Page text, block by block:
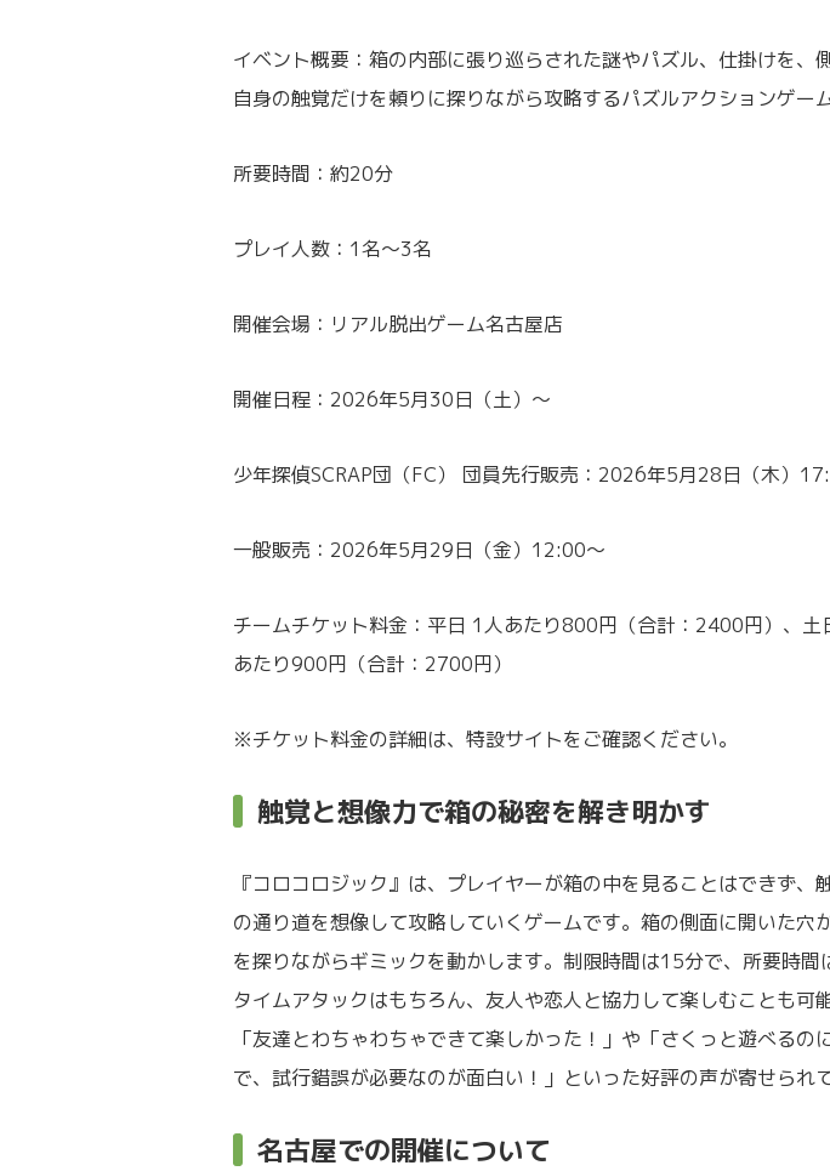
イベント概要：箱の内部に張り巡らされた謎やパズル、仕掛けを、
自身の触覚だけを頼りに探りながら攻略するパズルアクションゲー
所要時間：約20分
プレイ人数：1名～3名
開催会場：リアル脱出ゲーム名古屋店
開催日程：2026年5月30日（土）～
少年探偵SCRAP団（FC） 団員先行販売：2026年5月28日（木）
一般販売：2026年5月29日（金）12:00～
チームチケット料金：平日 1人あたり800円（合計：2400円）、土
あたり900円（合計：2700円）
※チケット料金の詳細は、特設サイトをご確認ください。
触覚と想像力で箱の秘密を解き明かす
『コロコロジック』は、プレイヤーが箱の中を見ることはできず、
の通り道を想像して攻略していくゲームです。箱の側面に開いた穴
を探りながらギミックを動かします。制限時間は15分で、所要時
タイムアタックはもちろん、友人や恋人と協力して楽しむことも可
「友達とわちゃわちゃできて楽しかった！」や「さくっと遊べるの
で、試行錯誤が必要なのが面白い！」といった好評の声が寄せられ
名古屋での開催について